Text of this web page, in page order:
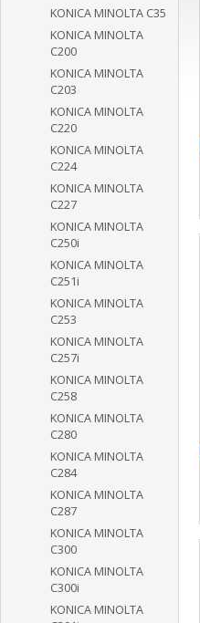
KONICA MINOLTA C35
KONICA MINOLTA
C200
KONICA MINOLTA
C203
KONICA MINOLTA
C220
KONICA MINOLTA
C224
KONICA MINOLTA
C227
KONICA MINOLTA
C250i
KONICA MINOLTA
C251i
KONICA MINOLTA
C253
KONICA MINOLTA
C257i
KONICA MINOLTA
C258
KONICA MINOLTA
C280
KONICA MINOLTA
C284
KONICA MINOLTA
C287
KONICA MINOLTA
C300
KONICA MINOLTA
C300i
KONICA MINOLTA